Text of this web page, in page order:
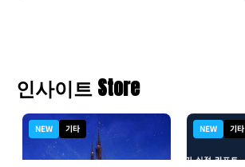
인사이트 Store
NEW 기타 NEW 기타